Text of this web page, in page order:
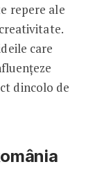
repere ale
care
dincolo de